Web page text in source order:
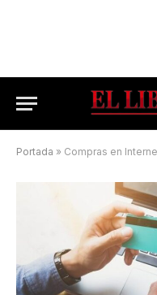
Portada » Compras en Internet: